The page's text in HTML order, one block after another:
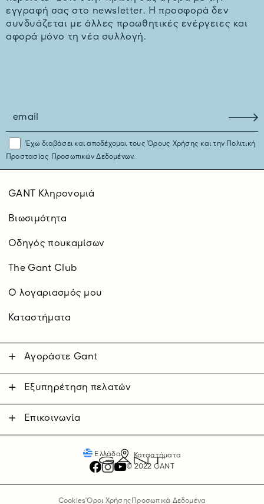
εγγραφή σας στο newsletter. H προσφορά δεν
συνδυάζεται με άλλες προωθητικές ενέργειες και
αφορά μόνο τη νέα συλλογή.
Έχω διαβάσει και αποδέχομαι τουςΌρους Χρήσης και τηνΠολιτική
Προστασίας Προσωπικών Δεδομένων.
GANT Κληρονομιά
Βιωσιμότητα
Οδηγός πουκαμίσων
The Gant Club
O λογαριασμός μου
Καταστήματα
Αγοράστε Gant
Γυναίκα
Παιδικά
Εξυπηρέτηση πελατών
Αποστολές
Επιστροφές
Επικοινωνία
Ελλάδα
Καταστήματα
© 2022 GANT
Cookies'Οροι Χρήσης Προσωπικά Δεδομένα